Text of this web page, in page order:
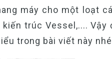
máy cho một loạt
trúc Vessel,.... Vậy
trong bài viết này